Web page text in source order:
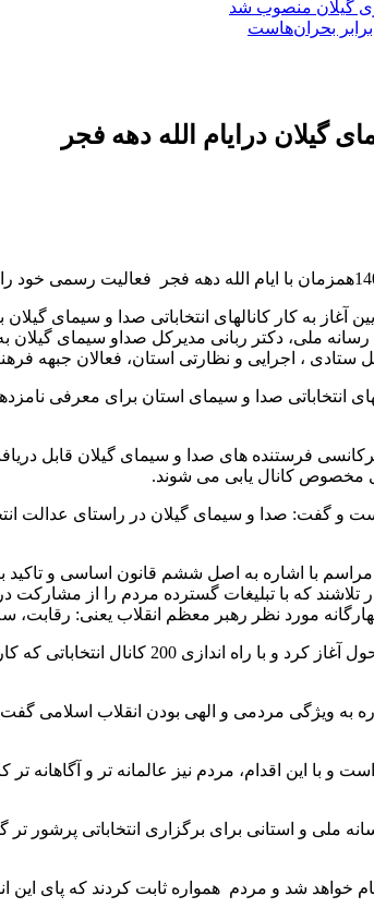
گیلان منصوب شد
بحران‌هاست
گیلان درایام الله دهه فجر
به کار کانالهای انتخاباتی صدا و سیمای
ملی، دکتر ربانی مدیرکل صداو سیمای گیلان
، اجرایی و نظارتی استان، فعالان جبهه
انتخاباتی صدا و سیمای استان برای معرفی
مخصوص کانال یابی می شوند.
دانست و گفت: صدا و سیمای گیلان در راستای
با اشاره به اصل ششم قانون اساسی و تاکید
که با تبلیغات گسترده مردم را از مشارکت
مورد نظر رهبر معظم انقلاب یعنی:
وی افزود: رسانه ملی در دوران جدید
به ویژگی مردمی و الهی بودن انقلاب اسلامی
و با این اقدام، مردم نیز عالمانه تر و آگاهانه
ملی و استانی برای برگزاری انتخاباتی پرشور
شد و مردم همواره ثابت کردند که پای این